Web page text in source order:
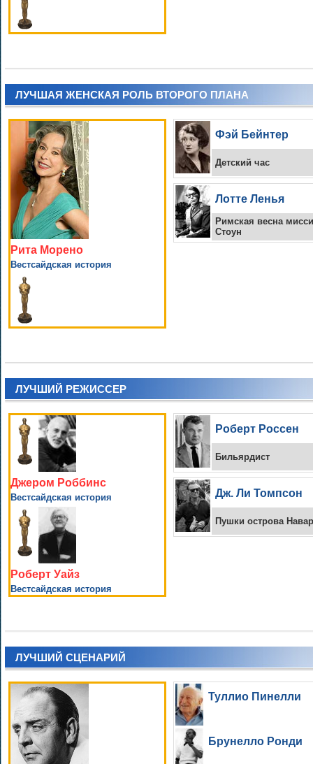
ЛУЧШАЯ ЖЕНСКАЯ РОЛЬ ВТОРОГО ПЛАНА
Рита Морено
Вестсайдская история
Фэй Бейнтер
Детский час
Лотте Ленья
Римская весна
Стоун
ЛУЧШИЙ РЕЖИССЕР
Джером Роббинс
Вестсайдская история
Роберт Уайз
Вестсайдская история
Роберт Россен
Бильярдист
Дж. Ли Томпсон
Пушки острова
ЛУЧШИЙ СЦЕНАРИЙ
Туллио Пинелли
Брунелло Ронди